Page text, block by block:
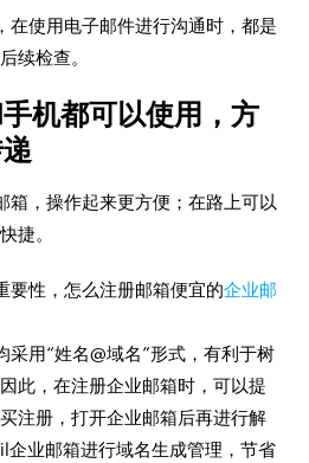
使用电子邮件进行沟通时，都是
续检查。
都可以使用，方
，操作起来更方便；在路上可以
捷。
性，怎么注册邮箱便宜的企业邮
用“姓名@域名”形式，有利于树
此，在注册企业邮箱时，可以提
注册，打开企业邮箱后再进行解
企业邮箱进行域名生成管理，节省